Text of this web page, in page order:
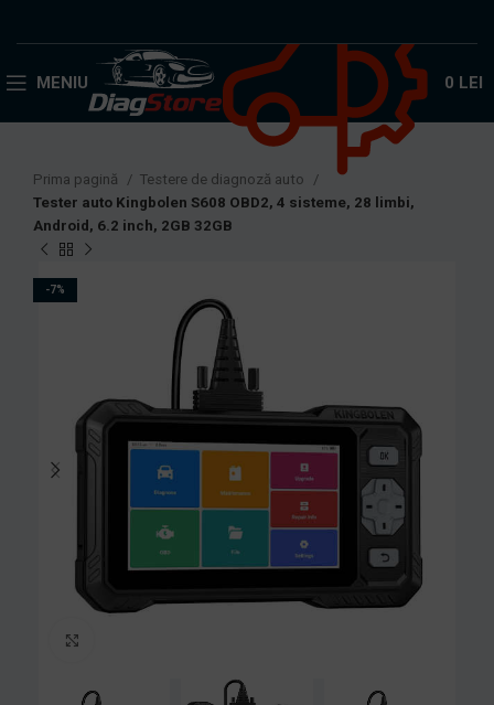
MENIU 0 LEI
Prima pagină
Testere de diagnoză auto
Tester auto Kingbolen S608 OBD2, 4 sisteme, 28 limbi,
Android, 6.2 inch, 2GB 32GB
-7%